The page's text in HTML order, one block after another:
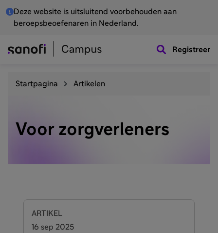
Deze website is uitsluitend voorbehouden aan
beroepsbeoefenaren in Nederland.
Registreer
Startpagina Artikelen
Voor zorgverleners
ARTIKEL
16 sep 2025